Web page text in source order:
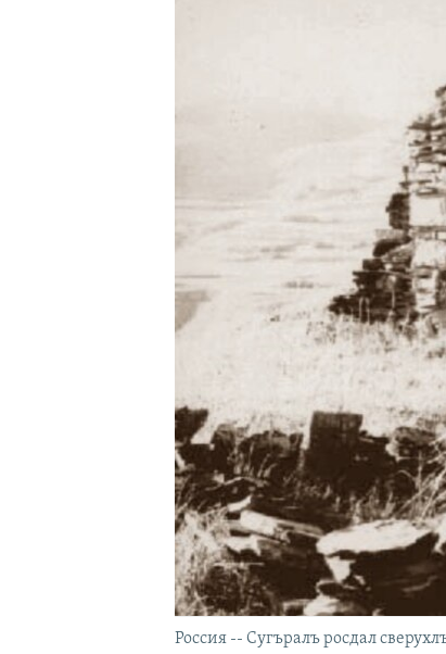
Россия -- Сугъралъ росдал